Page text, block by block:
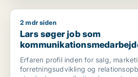
Lars søger job som
2 mdr siden
Lars søger job som
forretningsudvikler /
Erfaren profil inden for salg,
forretningsudvikling og